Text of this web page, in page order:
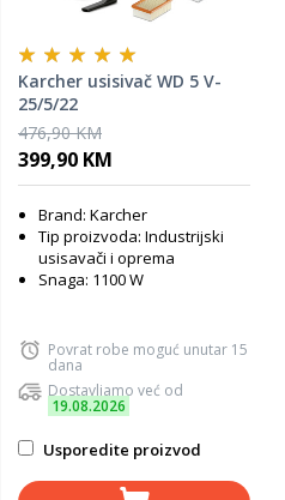
Karcher usisivač WD 5 V-
25/5/22
476,90 KM
399,90 KM
Brand: Karcher
Tip proizvoda: Industrijski
usisavači i oprema
Snaga: 1100 W
Povrat robe moguć unutar 15
dana
Dostavljamo već od
19.08.2026
Usporedite proizvod